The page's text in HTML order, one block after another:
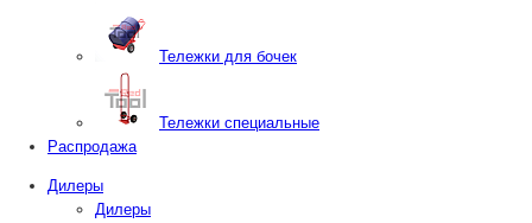
Тележки для бочек
Тележки специальные
Распродажа
Дилеры
Дилеры